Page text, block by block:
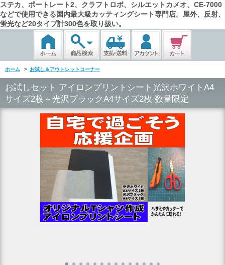
ステカ、ポートレート2、クラフトロボ、シルエットカメオ、CE-7000
などで使用できる国内最大級カッティングシート専門店。屋外、反射、
蛍光など20タイプ計300色を取り扱い。
ホーム > お試し＆アウトレットコーナー
お試しセット アイロンプリントシート光沢ホワイトA4
サイズ2枚＋光沢ブラックA4サイズ2枚 数量限定